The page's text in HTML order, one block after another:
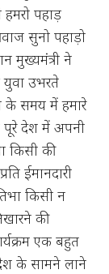
पहाड़
सुनो पहाड़ो
मुख्यमंत्री ने
युवा उभरते
के समय में हमारे
देश में अपनी
किसी की
ईमानदारी
किसी न
की
एक बहुत
के सामने लाने